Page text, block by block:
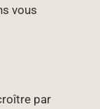
vous
par